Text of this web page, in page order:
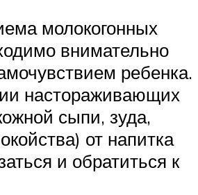
молокогонных
внимательно
ребенка.
настораживающих
сыпи, зуда,
от напитка
и обратиться к